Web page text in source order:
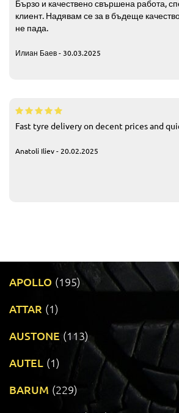
Бързо и качествено свършена работа,
клиент. Надявам се за в бъдеще
не пада.
Илиан Баев - 30.03.2025
Fast tyre delivery on decent prices and
Anatoli Iliev - 20.02.2025
APOLLO (195)
ATTAR (1)
AUSTONE (113)
AUTEL (1)
BARUM (229)